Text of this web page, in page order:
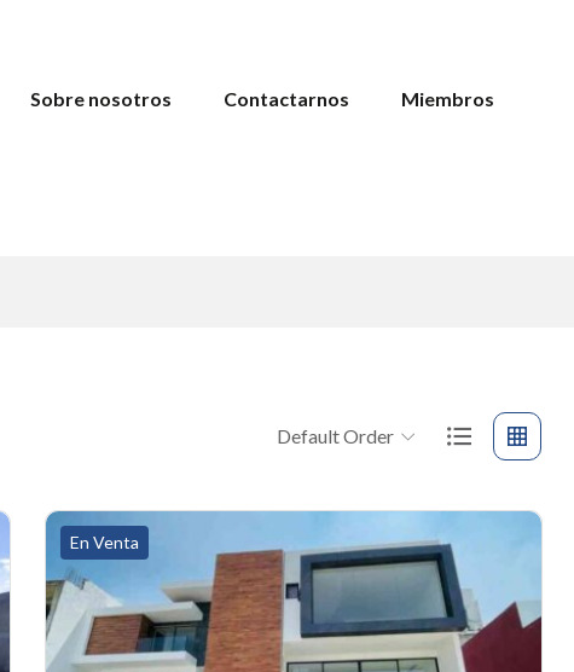
Sobre nosotros Contactarnos Miembros
Default Order
En Venta